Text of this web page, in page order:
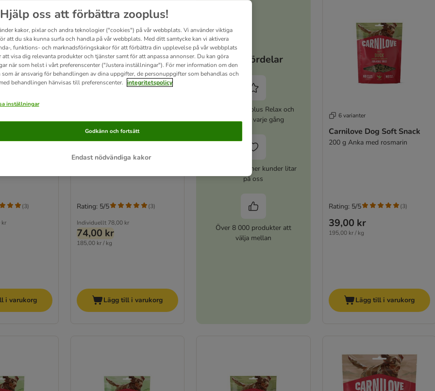
Snack
200 g Anka
kr
(3)
i varukorg
Carnilove Dog Soft Snack
Ekonomipack: 2 x 200 g Vaktel
med oregano
Individuellt 78,00 kr
74,00 kr
185,00 kr / kg
Rating: 5/5 (3)
Lägg till i varukorg
Dina fördelar
Aktivera zooplus Relax och
spara 5% varje gång
Över 10 miljoner kunder litar
på oss
Över 8 000 produkter att
välja mellan
6 varianter
Carnilove Dog Soft Snack
200 g Anka med rosmarin
39,00 kr
195,00 kr / kg
Rating: 5/5 (3)
Lägg till i varukorg
Hjälp oss att förbättra zooplus!
kakor, pixlar och andra teknologier ("cookies") på vår webbplats. Vi använder viktiga
att du ska kunna surfa och handla på vår webbplats. Med ditt samtycke kan vi aktivera
, funktions- och marknadsföringskakor för att förbättra din upplevelse på vår webbplats
att visa dig relevanta produkter och tjänster samt för att anpassa annonser. Du kan göra
när som helst i vårt preferenscenter ("Justera inställningar"). För mer information om den
som är ansvarig för behandlingen av dina uppgifter, de personuppgifter som behandlas och
behandlingen hänvisas till preferenscenter. integritetspolicy
inställningar
Endast nödvändiga kakor
Godkänn och fortsätt